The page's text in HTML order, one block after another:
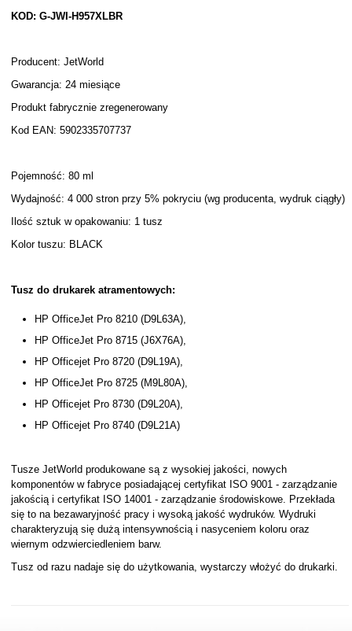
KOD: G-JWI-H957XLBR
Producent: JetWorld
Gwarancja: 24 miesiące
Produkt fabrycznie zregenerowany
Kod EAN: 5902335707737
Pojemność: 80 ml
Wydajność: 4 000 stron przy 5% pokryciu (wg producenta, wydruk ciągły)
Ilość sztuk w opakowaniu: 1 tusz
Kolor tuszu: BLACK
Tusz do drukarek atramentowych:
HP OfficeJet Pro 8210 (D9L63A),
HP OfficeJet Pro 8715 (J6X76A),
HP Officejet Pro 8720 (D9L19A),
HP OfficeJet Pro 8725 (M9L80A),
HP Officejet Pro 8730 (D9L20A),
HP Officejet Pro 8740 (D9L21A)
Tusze JetWorld produkowane są z wysokiej jakości, nowych
komponentów w fabryce posiadającej certyfikat ISO 9001 - zarządzanie
jakością i certyfikat ISO 14001 - zarządzanie środowiskowe. Przekłada
się to na bezawaryjność pracy i wysoką jakość wydruków. Wydruki
charakteryzują się dużą intensywnością i nasyceniem koloru oraz
wiernym odzwierciedleniem barw.
Tusz od razu nadaje się do użytkowania, wystarczy włożyć do drukarki.